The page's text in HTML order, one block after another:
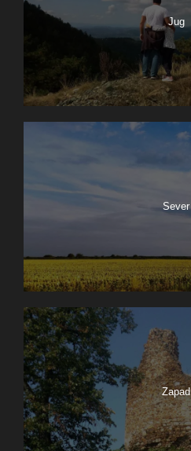
Jug
Sever
Zapad